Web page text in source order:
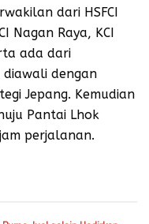
dari HSFCI
Nagan Raya, KCI
ada dari
diawali dengan
Jepang. Kemudian
Pantai Lhok
perjalanan.